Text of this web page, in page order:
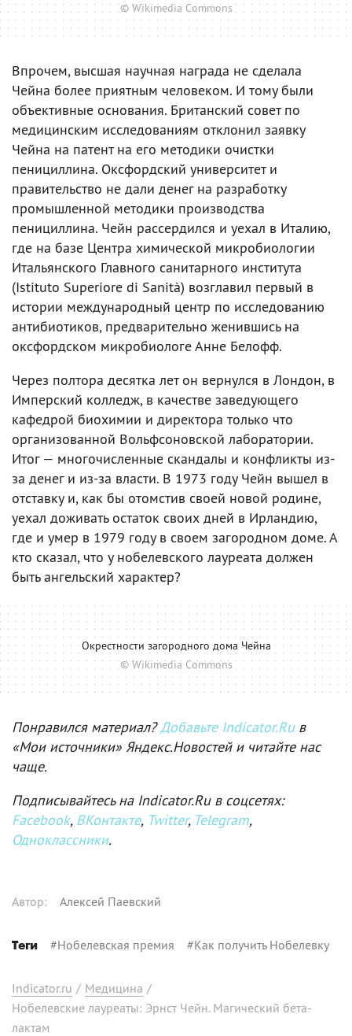
© Wikimedia Commons
Впрочем, высшая научная награда не сделала
Чейна более приятным человеком. И тому были
объективные основания. Британский совет по
медицинским исследованиям отклонил заявку
Чейна на патент на его методики очистки
пенициллина. Оксфордский университет и
правительство не дали денег на разработку
промышленной методики производства
пенициллина. Чейн рассердился и уехал в Италию,
где на базе Центра химической микробиологии
Итальянского Главного санитарного института
(Istituto Superiore di Sanità) возглавил первый в
истории международный центр по исследованию
антибиотиков, предварительно женившись на
оксфордском микробиологе Анне Белофф.
Через полтора десятка лет он вернулся в Лондон, в
Имперский колледж, в качестве заведующего
кафедрой биохимии и директора только что
организованной Вольфсоновской лаборатории.
Итог — многочисленные скандалы и конфликты из-
за денег и из-за власти. В 1973 году Чейн вышел в
отставку и, как бы отомстив своей новой родине,
уехал доживать остаток своих дней в Ирландию,
где и умер в 1979 году в своем загородном доме. А
кто сказал, что у нобелевского лауреата должен
быть ангельский характер?
Окрестности загородного дома Чейна
© Wikimedia Commons
Понравился материал?Добавьте Indicator.Ruв
«Мои источники» Яндекс.Новостей и читайте нас
чаще.
Подписывайтесь на Indicator.Ru в соцсетях:
Facebook, ВКонтакте, Twitter, Telegram,
Одноклассники.
Автор: Алексей Паевский
Теги #Нобелевская премия #Как получить Нобелевку
Indicator.ru / Медицина /
Нобелевские лауреаты: Эрнст Чейн. Магический бета-
лактам